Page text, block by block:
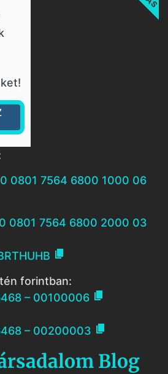
0801 7564 6800 1000 06
0801 7564 6800 2000 03

forintban:
– 00100006 
– 00200003 
Blog